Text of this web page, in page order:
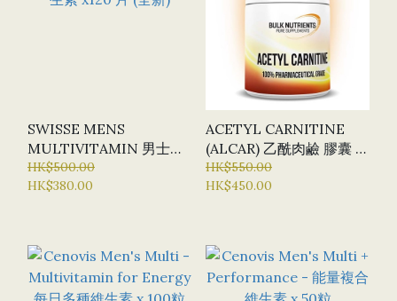
SWISSE MENS
MULTIVITAMIN 男士複
合維生素 X120 片 (全新)
HK$500.00
HK$380.00
ACETYL CARNITINE
(ALCAR) 乙酰肉鹼 膠囊 X
120粒 (BN - BULK
NUTRIENTS)
HK$550.00
HK$450.00